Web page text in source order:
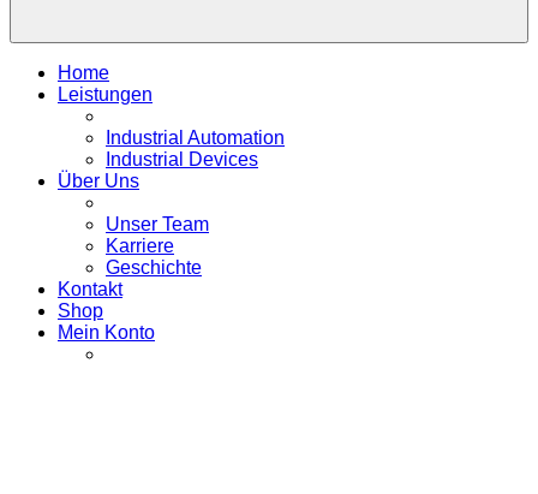
Home
Leistungen
Industrial Automation
Industrial Devices
Über Uns
Unser Team
Karriere
Geschichte
Kontakt
Shop
Mein Konto